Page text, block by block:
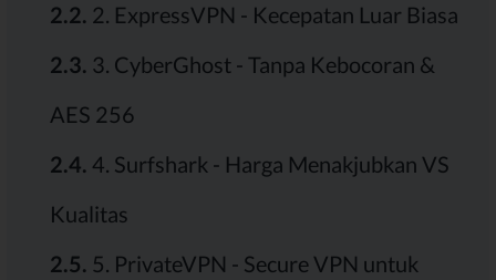
2.2. 2. ExpressVPN - Kecepatan Luar Biasa
2.3. 3. CyberGhost - Tanpa Kebocoran &
AES 256
2.4. 4. Surfshark - Harga Menakjubkan VS
Kualitas
2.5. 5. PrivateVPN - Secure VPN untuk